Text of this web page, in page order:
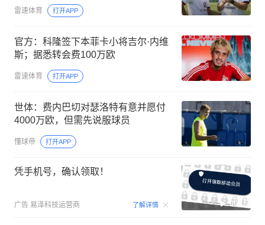
雷速体育 打开APP
官方：科隆签下本菲卡小将吉尔·内维
斯；据悉转会费100万欧
雷速体育 打开APP
世体：费内巴切对瑟洛特有意并愿付
4000万欧，但需先说服球员
懂球帝 打开APP
凭手机号，确认领取！
广告 易泽科技运营商 了解详情 00:15